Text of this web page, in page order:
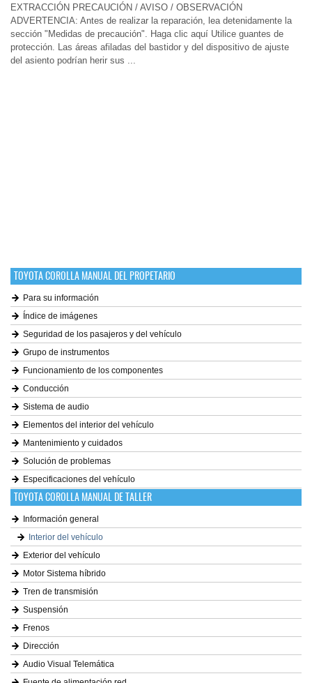
EXTRACCIÓN PRECAUCIÓN / AVISO / OBSERVACIÓN
ADVERTENCIA: Antes de realizar la reparación, lea detenidamente la
sección "Medidas de precaución". Haga clic aquí Utilice guantes de
protección. Las áreas afiladas del bastidor y del dispositivo de ajuste
del asiento podrían herir sus ...
TOYOTA COROLLA MANUAL DEL PROPETARIO
Para su información
Índice de imágenes
Seguridad de los pasajeros y del vehículo
Grupo de instrumentos
Funcionamiento de los componentes
Conducción
Sistema de audio
Elementos del interior del vehículo
Mantenimiento y cuidados
Solución de problemas
Especificaciones del vehículo
TOYOTA COROLLA MANUAL DE TALLER
Información general
Interior del vehículo
Exterior del vehículo
Motor Sistema híbrido
Tren de transmisión
Suspensión
Frenos
Dirección
Audio Visual Telemática